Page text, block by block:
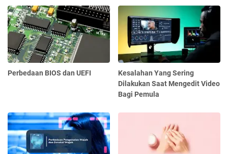
Perbedaan BIOS dan UEFI
Kesalahan Yang Sering
Dilakukan Saat Mengedit Video
Bagi Pemula